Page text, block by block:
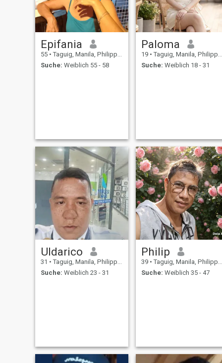
dieser Welt. Sei nett und
dankbar zu anderen. Sehen
Sie sich die positive und die
gute Seite an.
Epifania
55 • Taguig, Manila, Philippinen
Suche: Weiblich 55 - 58
Paloma
19 • Taguig, Manila, Philippinen
Suche: Weiblich 18 - 31
Uldarico
31 • Taguig, Manila, Philippinen
Suche: Weiblich 23 - 31
Philip
39 • Taguig, Manila, Philippinen
Suche: Weiblich 35 - 47